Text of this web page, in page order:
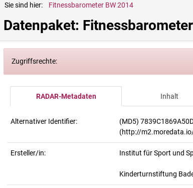
Sie sind hier: Fitnessbarometer BW 2014
Datenpaket:
Zugriffsrechte:
RADAR-Metadaten Inhalt
Alternativer Identifier:
(MD5)
(http://
Ersteller/in: Institut für Sport und
Kinderturnstiftung